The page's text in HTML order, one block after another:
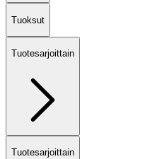
Tuoksut
Tuotesarjoittain
Tuotesarjoittain